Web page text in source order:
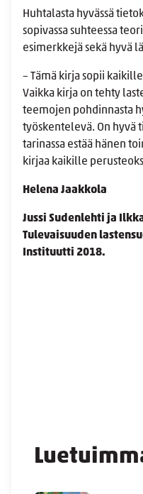
Huhtalasta hyvässä
sopivassa suhteessa
esimerkkejä sekä hyvä
– Tämä kirja sopii
Vaikka kirja on tehty
teemojen pohdinnasta
työskentelevä. On hyvä
tarinassa estää hänen
kirjaa kaikille
Helena Jaakkola
Jussi Sudenlehti ja
Tulevaisuuden
Instituutti 2018.